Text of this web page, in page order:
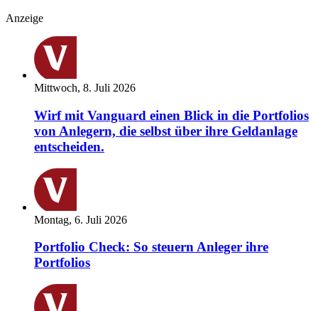
Anzeige
Mittwoch, 8. Juli 2026
Wirf mit Vanguard einen Blick in die Portfolios
von Anlegern, die selbst über ihre Geldanlage
entscheiden.
Montag, 6. Juli 2026
Portfolio Check: So steuern Anleger ihre
Portfolios